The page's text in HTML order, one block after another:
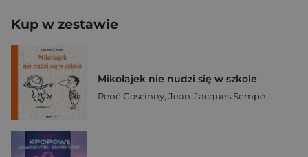
Kup w zestawie
Mikołajek nie nudzi się w szkole
René Goscinny, Jean-Jacques Sempé